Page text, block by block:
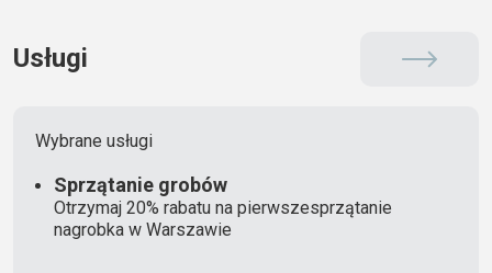
Usługi
Wybrane usługi
Sprzątanie grobów
Otrzymaj 20% rabatu na pierwszesprzątanie
nagrobka w Warszawie